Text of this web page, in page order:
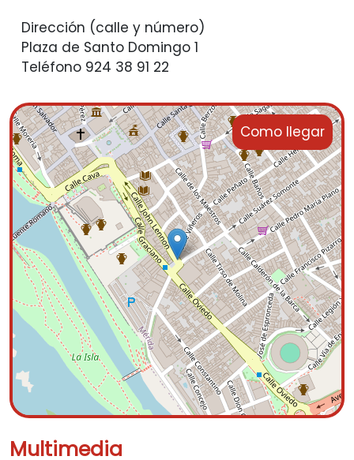
Dirección (calle y número)
Plaza de Santo Domingo 1
Teléfono 924 38 91 22
Como llegar
Multimedia